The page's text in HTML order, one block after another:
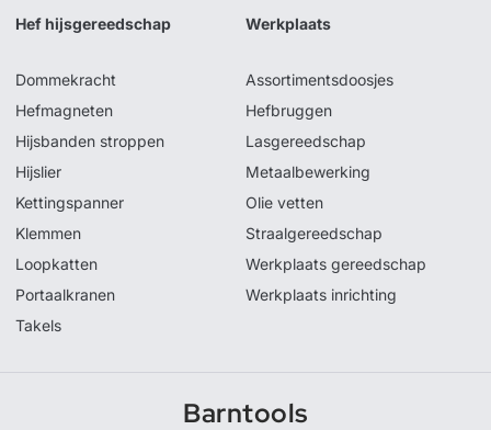
Hef hijsgereedschap
Dommekracht
Hefmagneten
Hijsbanden stroppen
Hijslier
Kettingspanner
Klemmen
Loopkatten
Portaalkranen
Takels
Werkplaats
Assortimentsdoosjes
Hefbruggen
Lasgereedschap
Metaalbewerking
Olie vetten
Straalgereedschap
Werkplaats gereedschap
Werkplaats inrichting
Barntools